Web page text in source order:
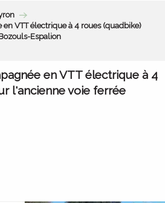
VTT électrique à 4 roues (quadbike)
Espalion
en VTT électrique à 4
l'ancienne voie ferrée
favoris